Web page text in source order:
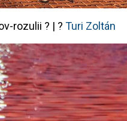
rozulii ? | ? Turi Zoltán